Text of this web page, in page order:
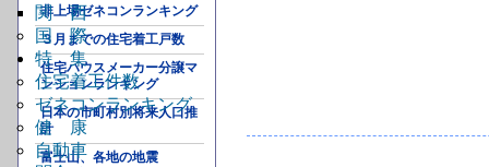
関 西
国 際
特 集
住宅着工件数
ゼネコンランキング
健 康
自動車
非上場ゼネコンランキング
３月までの住宅着工戸数
住宅ハウスメーカー分譲マ
ンションランキング
日本の市町村別将来人口推
計
富士山、各地の地震